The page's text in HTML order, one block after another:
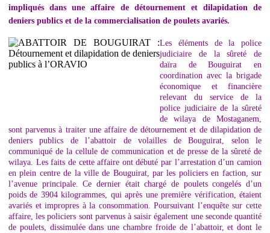
impliqués dans une affaire de détournement et dilapidation de
deniers publics et de la commercialisation de poulets avariés.
Les éléments de la police
judiciaire de la sûreté de
daïra de Bouguirat en
coordination avec la brigade
économique et financière
relevant du service de la
police judiciaire de la sûreté
de wilaya de Mostaganem,
sont parvenus à traiter une affaire de détournement et de dilapidation de
deniers publics de l’abattoir de volailles de Bouguirat, selon le
communiqué de la cellule de communication et de presse de la sûreté de
wilaya. Les faits de cette affaire ont débuté par l’arrestation d’un camion
en plein centre de la ville de Bouguirat, par les policiers en faction, sur
l’avenue principale. Ce dernier était chargé de poulets congelés d’un
poids de 3904 kilogrammes, qui après une première vérification, étaient
avariés et impropres à la consommation. Poursuivant l’enquête sur cette
affaire, les policiers sont parvenus à saisir également une seconde quantité
de poulets, dissimulée dans une chambre froide de l’abattoir, et dont le